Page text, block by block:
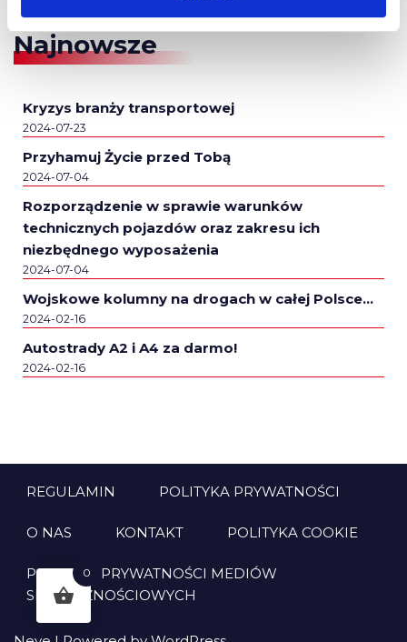
Najnowsze
Kryzys branży transportowej
2024-07-23
Przyhamuj Życie przed Tobą
2024-07-04
Rozporządzenie w sprawie warunków
technicznych pojazdów oraz zakresu ich
niezbędnego wyposażenia
2024-07-04
Wojskowe kolumny na drogach w całej Polsce…
2024-02-16
Autostrady A2 i A4 za darmo!
2024-02-16
REGULAMIN POLITYKA PRYWATNOŚCI
O NAS KONTAKT POLITYKA COOKIE
POLITYKA PRYWATNOŚCI MEDIÓW
SPOŁECZNOŚCIOWYCH
0